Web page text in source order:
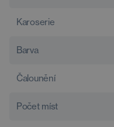
Karoserie
Barva
Čalounění
Počet míst